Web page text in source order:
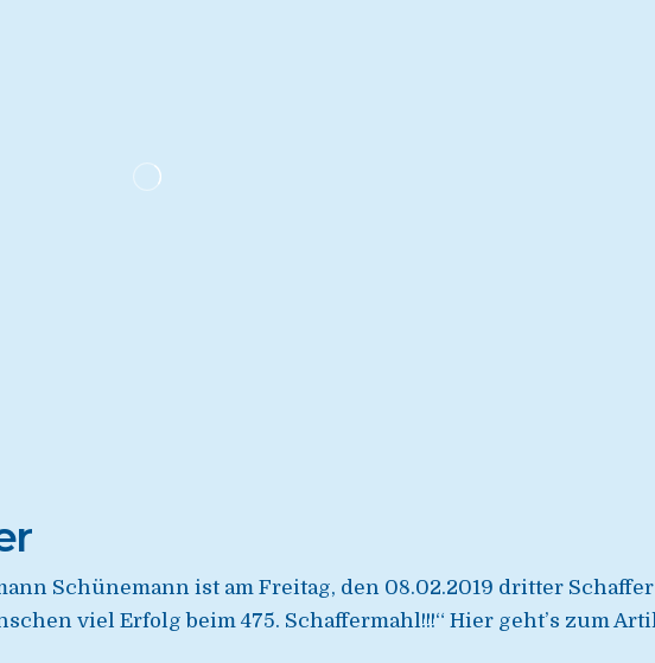
Schünemann ist am Freitag, den 08.02.2019 dritter
viel Erfolg beim 475. Schaffermahl!!!“ Hier geht’s zum